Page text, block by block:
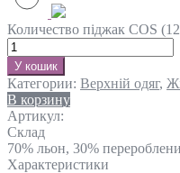
Количество піджак COS
У кошик
Категории: Верхній одяг,
В корзину
Артикул:
Склад
70% льон, 30%
Характеристики